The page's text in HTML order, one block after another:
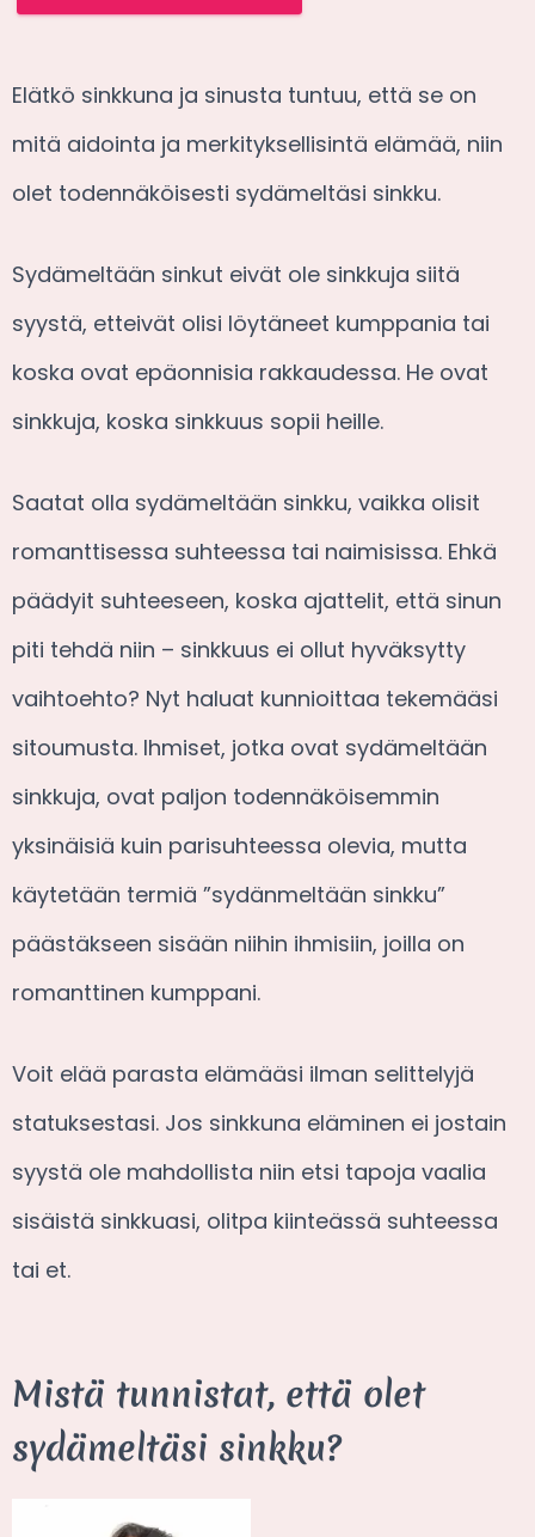
Elätkö sinkkuna ja sinusta tuntuu, että se on
mitä aidointa ja merkityksellisintä elämää, niin
olet todennäköisesti sydämeltäsi sinkku.
Sydämeltään sinkut eivät ole sinkkuja siitä
syystä, etteivät olisi löytäneet kumppania tai
koska ovat epäonnisia rakkaudessa. He ovat
sinkkuja, koska sinkkuus sopii heille.
Saatat olla sydämeltään sinkku, vaikka olisit
romanttisessa suhteessa tai naimisissa. Ehkä
päädyit suhteeseen, koska ajattelit, että sinun
piti tehdä niin – sinkkuus ei ollut hyväksytty
vaihtoehto? Nyt haluat kunnioittaa tekemääsi
sitoumusta. Ihmiset, jotka ovat sydämeltään
sinkkuja, ovat paljon todennäköisemmin
yksinäisiä kuin parisuhteessa olevia, mutta
käytetään termiä ”sydänmeltään sinkku”
päästäkseen sisään niihin ihmisiin, joilla on
romanttinen kumppani.
Voit elää parasta elämääsi ilman selittelyjä
statuksestasi. Jos sinkkuna eläminen ei jostain
syystä ole mahdollista niin etsi tapoja vaalia
sisäistä sinkkuasi, olitpa kiinteässä suhteessa
tai et.
Mistä tunnistat, että olet
sydämeltäsi sinkku?